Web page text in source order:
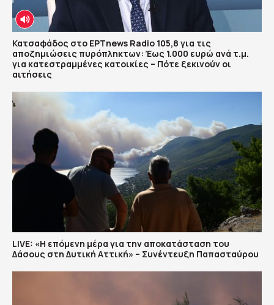
Κατσαφάδος στο ΕΡΤnews Radio 105,8 για τις
αποζημιώσεις πυρόπληκτων: Έως 1.000 ευρώ ανά τ.μ.
για κατεστραμμένες κατοικίες – Πότε ξεκινούν οι
αιτήσεις
LIVE: «Η επόμενη μέρα για την αποκατάσταση του
Δάσους στη Δυτική Αττική» – Συνέντευξη Παπασταύρου